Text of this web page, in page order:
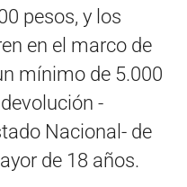
pesos, y los
en el marco de
mínimo de 5.000
-
Nacional- de
de 18 años.